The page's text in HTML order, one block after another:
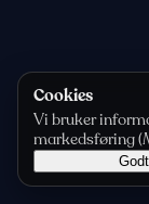
Cookies
Vi bruker
markedsføring